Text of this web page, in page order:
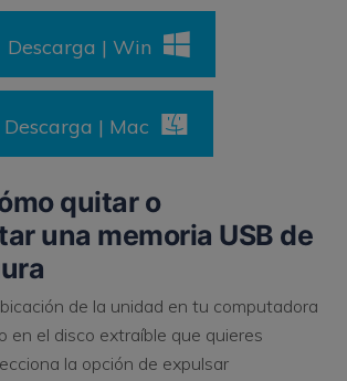
Descarga | Win
Descarga | Mac
quitar o
una memoria USB de
de la unidad en tu computadora
en el disco extraíble que quieres
la opción de expulsar